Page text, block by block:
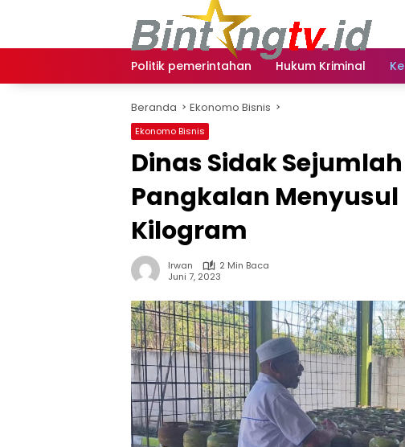
Politik pemerintahan Hukum Kriminal
Beranda Ekonomo Bisnis
Ekonomo Bisnis
Dinas Sidak
Pangkalan Menyusul
Kilogram
Irwan
2 Min Baca
Juni 7, 2023